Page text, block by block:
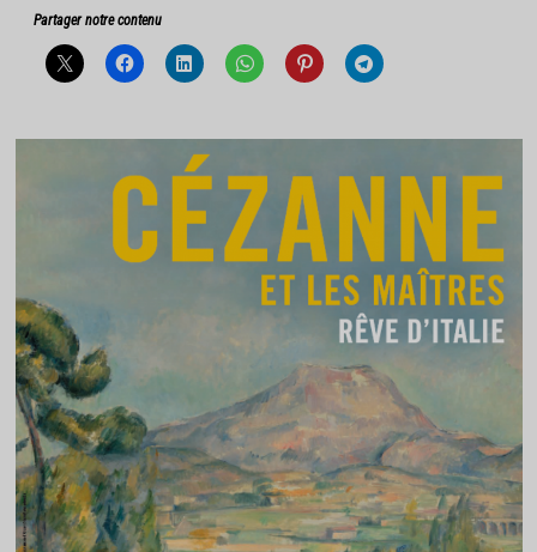
Partager notre contenu